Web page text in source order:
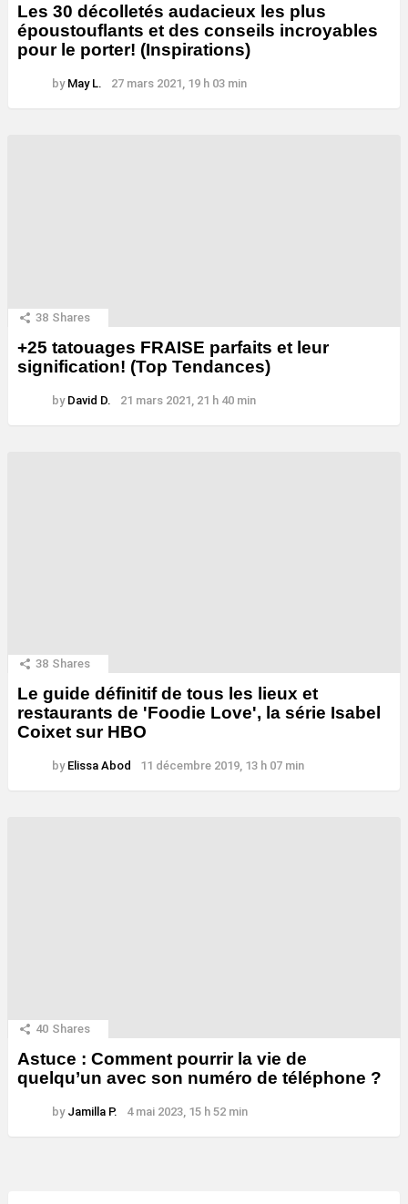
Les 30 décolletés audacieux les plus
époustouflants et des conseils incroyables
pour le porter! (Inspirations)
by May L. 27 mars 2021, 19 h 03 min
38 Shares
+25 tatouages ​​FRAISE parfaits et leur
signification! (Top Tendances)
by David D. 21 mars 2021, 21 h 40 min
38 Shares
Le guide définitif de tous les lieux et
restaurants de 'Foodie Love', la série Isabel
Coixet sur HBO
by Elissa Abod 11 décembre 2019, 13 h 07 min
40 Shares
Astuce : Comment pourrir la vie de
quelqu’un avec son numéro de téléphone ?
by Jamilla P. 4 mai 2023, 15 h 52 min